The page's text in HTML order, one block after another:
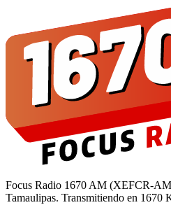
Focus Radio 1670 AM (XEFCR-
Tamaulipas. Transmitiendo en 1670